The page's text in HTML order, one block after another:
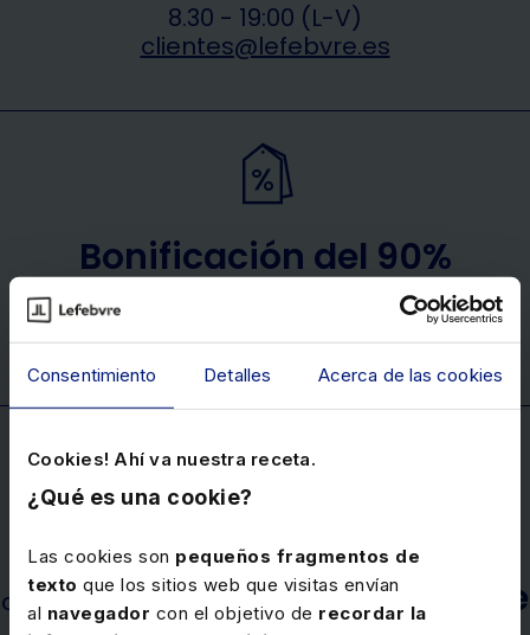
Consentimiento Detalles Acerca de las cookies
Cookies! Ahí va nuestra receta.
¿Qué es una cookie?
Las cookies son pequeños fragmentos de
texto que los sitios web que visitas envían
al navegador con el objetivo de recordar la
8.30 - 19:00 (L-V)
clientes@lefebvre.es
Bonificación del 90%
de nuestros cursos elearning a través de
FUNDAE
Garantía
de acceso a los cursos webinardurante